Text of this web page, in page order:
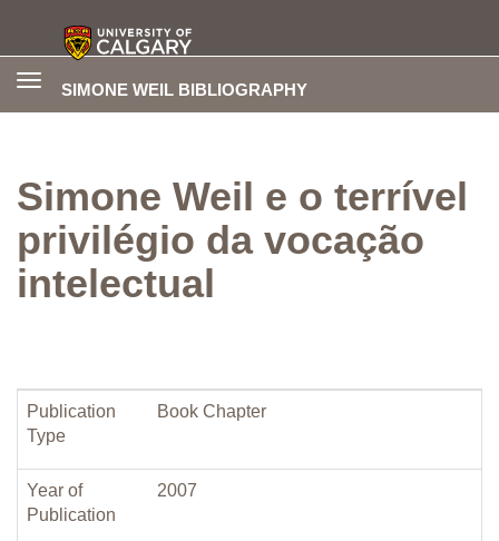
SIMONE WEIL BIBLIOGRAPHY
Toggle
Simone Weil e o terrível
privilégio da vocação
intelectual
Publication
Type
Book Chapter
Year of
Publication
2007